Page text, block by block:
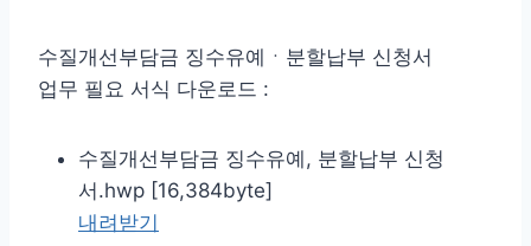
수질개선부담금 징수유예ㆍ분할납부 신청서
업무 필요 서식 다운로드 :
수질개선부담금 징수유예, 분할납부 신청
서.hwp [16,384byte]
내려받기